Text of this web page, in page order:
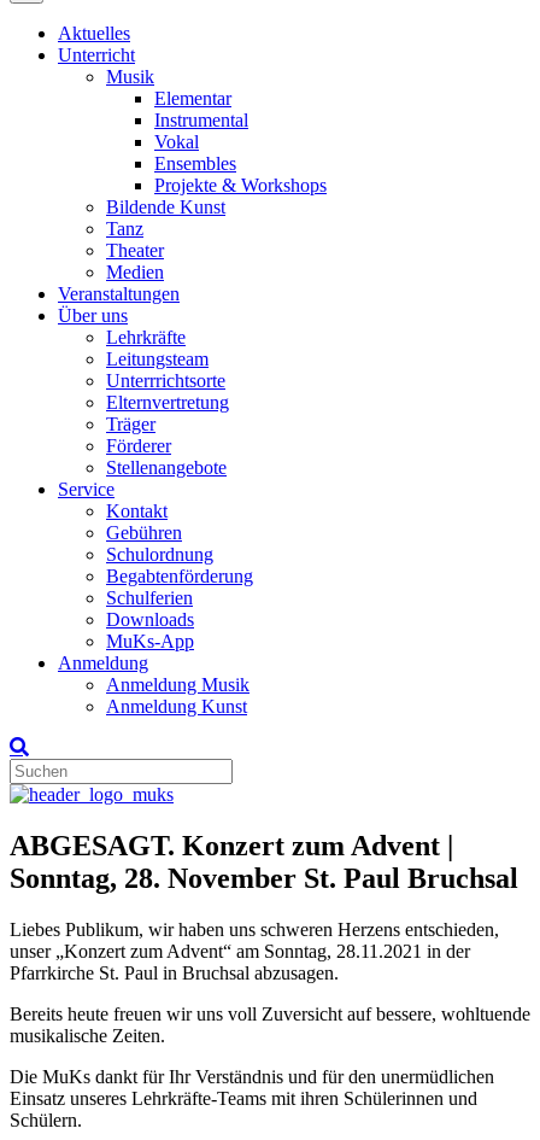
Aktuelles
Unterricht
Musik
Elementar
Instrumental
Vokal
Ensembles
Projekte & Workshops
Bildende Kunst
Tanz
Theater
Medien
Veranstaltungen
Über uns
Lehrkräfte
Leitungsteam
Unterrrichtsorte
Elternvertretung
Träger
Förderer
Stellenangebote
Service
Kontakt
Gebühren
Schulordnung
Begabtenförderung
Schulferien
Downloads
MuKs-App
Anmeldung
Anmeldung Musik
Anmeldung Kunst
ABGESAGT. Konzert zum Advent |
Sonntag, 28. November St. Paul Bruchsal
Liebes Publikum, wir haben uns schweren Herzens entschieden,
unser „Konzert zum Advent“ am Sonntag, 28.11.2021 in der
Pfarrkirche St. Paul in Bruchsal abzusagen.
Bereits heute freuen wir uns voll Zuversicht auf bessere, wohltuende
musikalische Zeiten.
Die MuKs dankt für Ihr Verständnis und für den unermüdlichen
Einsatz unseres Lehrkräfte-Teams mit ihren Schülerinnen und
Schülern.